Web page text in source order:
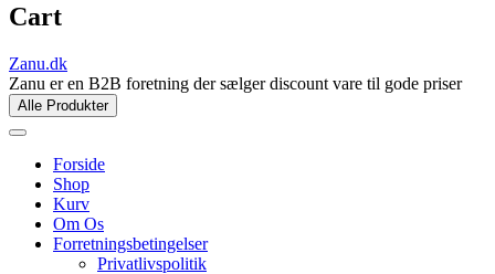
Cart
Zanu.dk
Zanu er en B2B foretning der sælger discount vare til gode priser
Alle Produkter
Forside
Shop
Kurv
Om Os
Forretningsbetingelser
Privatlivspolitik